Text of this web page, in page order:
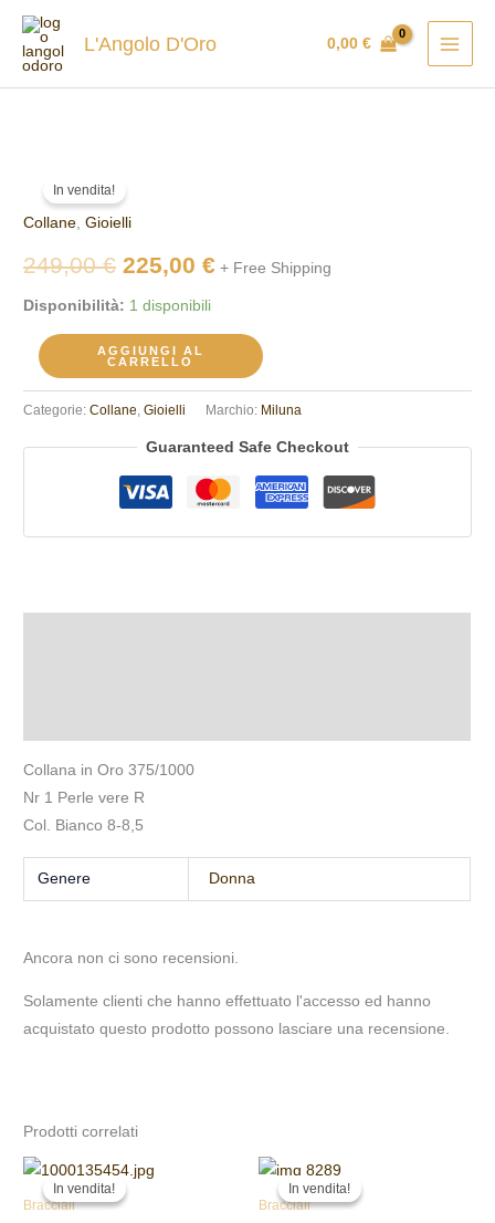
contenuto
L'Angolo D'Oro 0,00€
In vendita!
Collane ,Gioielli
249,00€
prezzo
originale
era:
249,00 €.
225,00€ attuale
225,00 €.
+ Free Shipping
Disponibilità: 1 disponibili
Miluna
PCL6503BX
AGGIUNGI AL
CARRELLO
Categorie:Collane,Gioielli Marchio: Miluna
Guaranteed Safe Checkout
Collana in Oro 375/1000
Nr 1 Perle vere R
Col. Bianco 8-8,5
Genere Donna
Ancora non ci sono recensioni.
Solamente clienti che hanno effettuato l'accesso ed hanno
acquistato questo prodotto possono lasciare una recensione.
Prodotti correlati
In vendita!
In vendita!
Bracciali
Il
prezzo
originale
Il
prezzo
In vendita!
In vendita!
Bracciali
Il
prezzo
originale